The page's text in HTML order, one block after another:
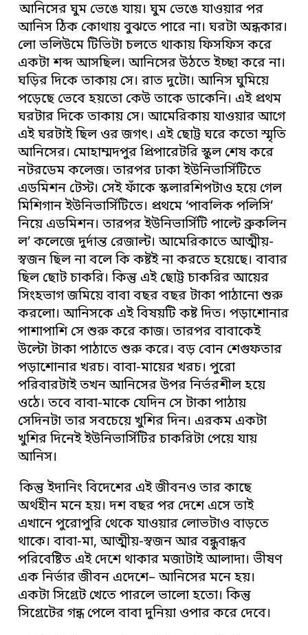
আনিসের ঘুম ভেঙে যায়। ঘুম ভেঙে যাওয়ার পর
আনিস ঠিক কোথায় বুঝতে পারে না। ঘরটা অন্ধকার।
লো ভলিউমে টিভিটা চলতে থাকায় ফিসফিস করে
একটা শব্দ আসছিল। আনিসের উঠতে ইচ্ছা করে না।
ঘড়ির দিকে তাকায় সে। রাত দুটো। আনিস ঘুমিয়ে
পড়েছে ভেবে হয়তো কেউ তাকে ডাকেনি। এই প্রথম
ঘরটার দিকে তাকায় সে। আমেরিকায় যাওয়ার আগে
এই ঘরটাই ছিল ওর জগৎ। এই ছোট্ট ঘরে কতো স্মৃতি
আনিসের। মোহাম্মদপুর প্রিপারেটরি স্কুল শেষ করে
নটরডেম কলেজ। তারপর ঢাকা ইউনিভার্সিটিতে
এডমিশন টেস্ট। সেই ফাঁকে স্কলারশিপটাও হয়ে গেল
মিশিগান ইউনিভার্সিটিতে। প্রথমে ‘পাবলিক পলিসি’
নিয়ে এডমিশন। তারপর ইউনিভার্সিটি পাল্টে ব্রুকলিন
ল’ কলেজে দুর্দান্ত রেজাল্ট। আমেরিকাতে আত্মীয়-
স্বজন ছিল না বলে কি কষ্টই না করতে হয়েছে। বাবার
ছিল ছোট চাকরি। কিন্তু এই ছোট্ট চাকরির আয়ের
সিংহভাগ জমিয়ে বাবা বছর বছর টাকা পাঠানো শুরু
করলো। আনিসকে এই বিষয়টি কষ্ট দিত। পড়াশোনার
পাশাপাশি সে শুরু করে কাজ। তারপর বাবাকেই
উল্টো টাকা পাঠাতে শুরু করে। বড় বোন শেগুফতার
পড়াশোনার খরচ। বাবা-মায়ের খরচ। পুরো
পরিবারটাই তখন আনিসের উপর নির্ভরশীল হয়ে
ওঠে। তবে বাবা-মাকে যেদিন সে টাকা পাঠায়
সেদিনটা তার সবচেয়ে খুশির দিন। এরকম একটা
খুশির দিনেই ইউনিভার্সিটির চাকরিটা পেয়ে যায়
আনিস।
কিন্তু ইদানিং বিদেশের এই জীবনও তার কাছে
অর্থহীন মনে হয়। দশ বছর পর দেশে এসে তাই
এখানে পুরোপুরি থেকে যাওয়ার লোভটাও বাড়তে
থাকে। বাবা-মা, আত্মীয়-স্বজন আর বন্ধুবান্ধব
পরিবেষ্টিত এই দেশে থাকার মজাটাই আলাদা। ভীষণ
এক নির্ভার জীবন এদেশে– আনিসের মনে হয়।
একটা সিগ্রেট খেতে পারলে ভালো হতো। কিন্তু
সিগ্রেটের গন্ধ পেলে বাবা দুনিয়া ওপার করে দেবে।